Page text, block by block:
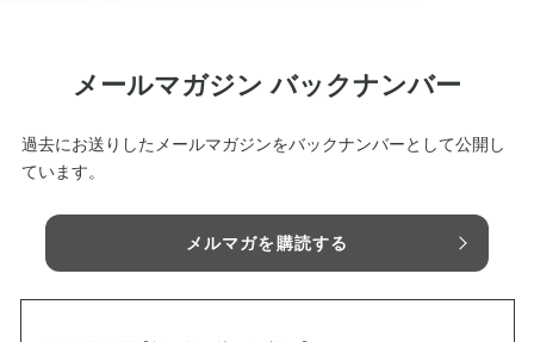
メールマガジン バックナンバー
過去にお送りしたメールマガジンをバックナンバーとして公開し
ています。
メルマガを購読する